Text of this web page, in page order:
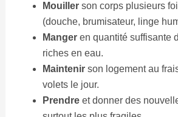
Mouillerson corps plusieurs
(douche, brumisateur, linge
Mangeren quantité suffisante
riches en eau.
Maintenirson logement au
volets le jour.
Prendreet donner des